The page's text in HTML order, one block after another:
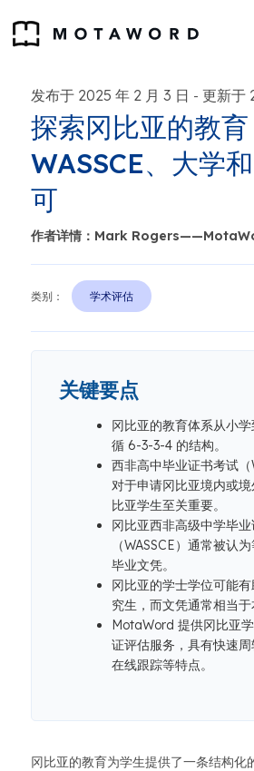
发布于 2025 年 2 月 3 日 - 更新于
探索冈比亚的教育
WASSCE、大学
可
作者详情：Mark
类别： 学术评估
关键要点
冈比亚的教育体系从小
循 6-3-3-4 的结构。
西非高中毕业证书考试（
对于申请冈比亚境内或
比亚学生至关重要。
冈比亚西非高级中学毕业
（WASSCE）通常被认
毕业文凭。
冈比亚的学士学位可能
究生，而文凭通常相当于
MotaWord 提供冈比亚
证评估服务，具有快速
在线跟踪等特点。
冈比亚的教育为学生提供了一条结构化